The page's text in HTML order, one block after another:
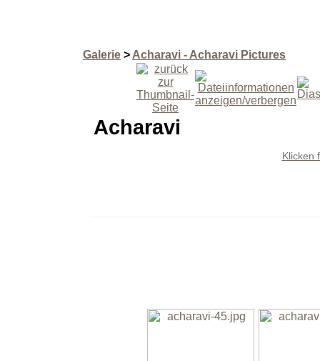
Galerie > Acharavi - Acharavi Pictures
Acharavi
Klicken